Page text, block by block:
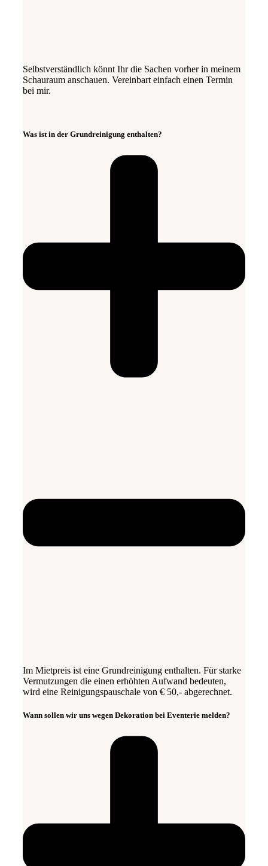
Selbstverständlich könnt Ihr die Sachen vorher in meinem
Schauraum anschauen. Vereinbart einfach einen Termin
bei mir.
Was ist in der Grundreinigung enthalten?
Im Mietpreis ist eine Grundreinigung enthalten. Für starke
Vermutzungen die einen erhöhten Aufwand bedeuten,
wird eine Reinigungspauschale von € 50,- abgerechnet.
Wann sollen wir uns wegen Dekoration bei Eventerie melden?